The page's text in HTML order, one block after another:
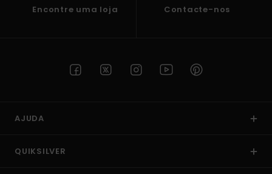
Encontre uma loja Contacte-nos
AJUDA
QUIKSILVER